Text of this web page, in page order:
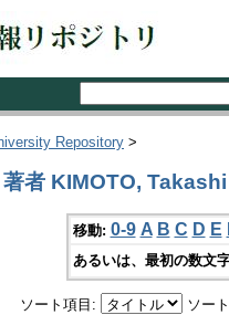
Repository >
者 KIMOTO, Takashi
移動: 0-9 A B C D E
あるいは、最初の数文
ソート項目: ソー